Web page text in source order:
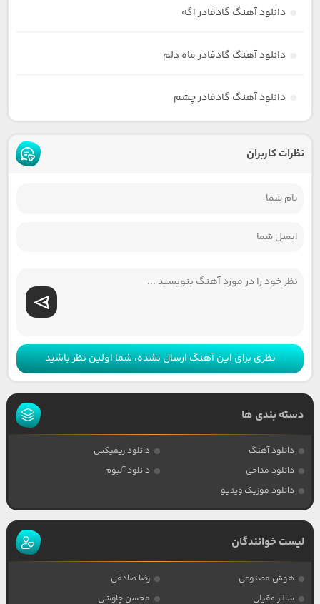
دانلود آهنگ گادفادر اگه
دانلود آهنگ گادفادر ماه دلم
دانلود آهنگ گادفادر چشم
نظرات کاربران
نظری برای این آهنگ ارسال نشده، شما اولین نظر باشید
دسته بندی ها
دانلود آهنگ
دانلود ریمیکس
دانلود مداحی
دانلود آلبوم
دانلود موزیک ویدیو
لیست خوانندگان
هوش مصنوعی
رضا صادقی
سالار عقیلی
محسن چاوشی